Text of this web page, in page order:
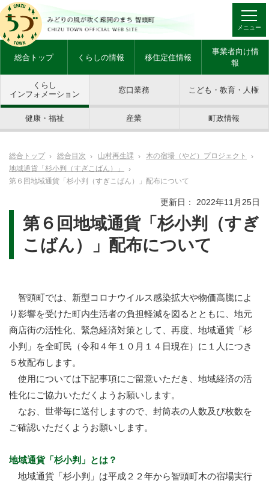
メニュー
総合トップ くらしの情報 移住定住情報
事業者向け情
報
くらし
インフォメーション
窓口業務 こども・教育・人権
健康・福祉 産業 町政情報
総合トップ 総合目次 山村再生課
木の宿場（やど）プロジェクト
地域通貨「杉小判（すぎこばん）」
第６回地域通貨「杉小判（すぎこばん）」配布について
更新日： 2022年11月25日
第６回地域通貨「杉小判（すぎ
こばん）」配布について
智頭町では、新型コロナウイルス感染拡大や物価高騰によ
り影響を受けた町内生活者の負担軽減を図るとともに、地元
商店街の活性化、緊急経済対策として、再度、地域通貨「杉
小判」を全町民（令和４年１０月１４日現在）に１人につき
５枚配布します。
使用については下記事項にご留意いただき、地域経済の活
性化にご協力いただくようお願いします。
なお、世帯毎に送付しますので、封筒表の人数及び枚数を
ご確認いただくようお願いします。
地域通貨「杉小判」とは？
地域通貨「杉小判」は平成２２年から智頭町木の宿場実行